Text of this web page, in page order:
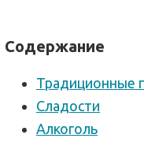
Содержание
Традиционные
Сладости
Алкоголь